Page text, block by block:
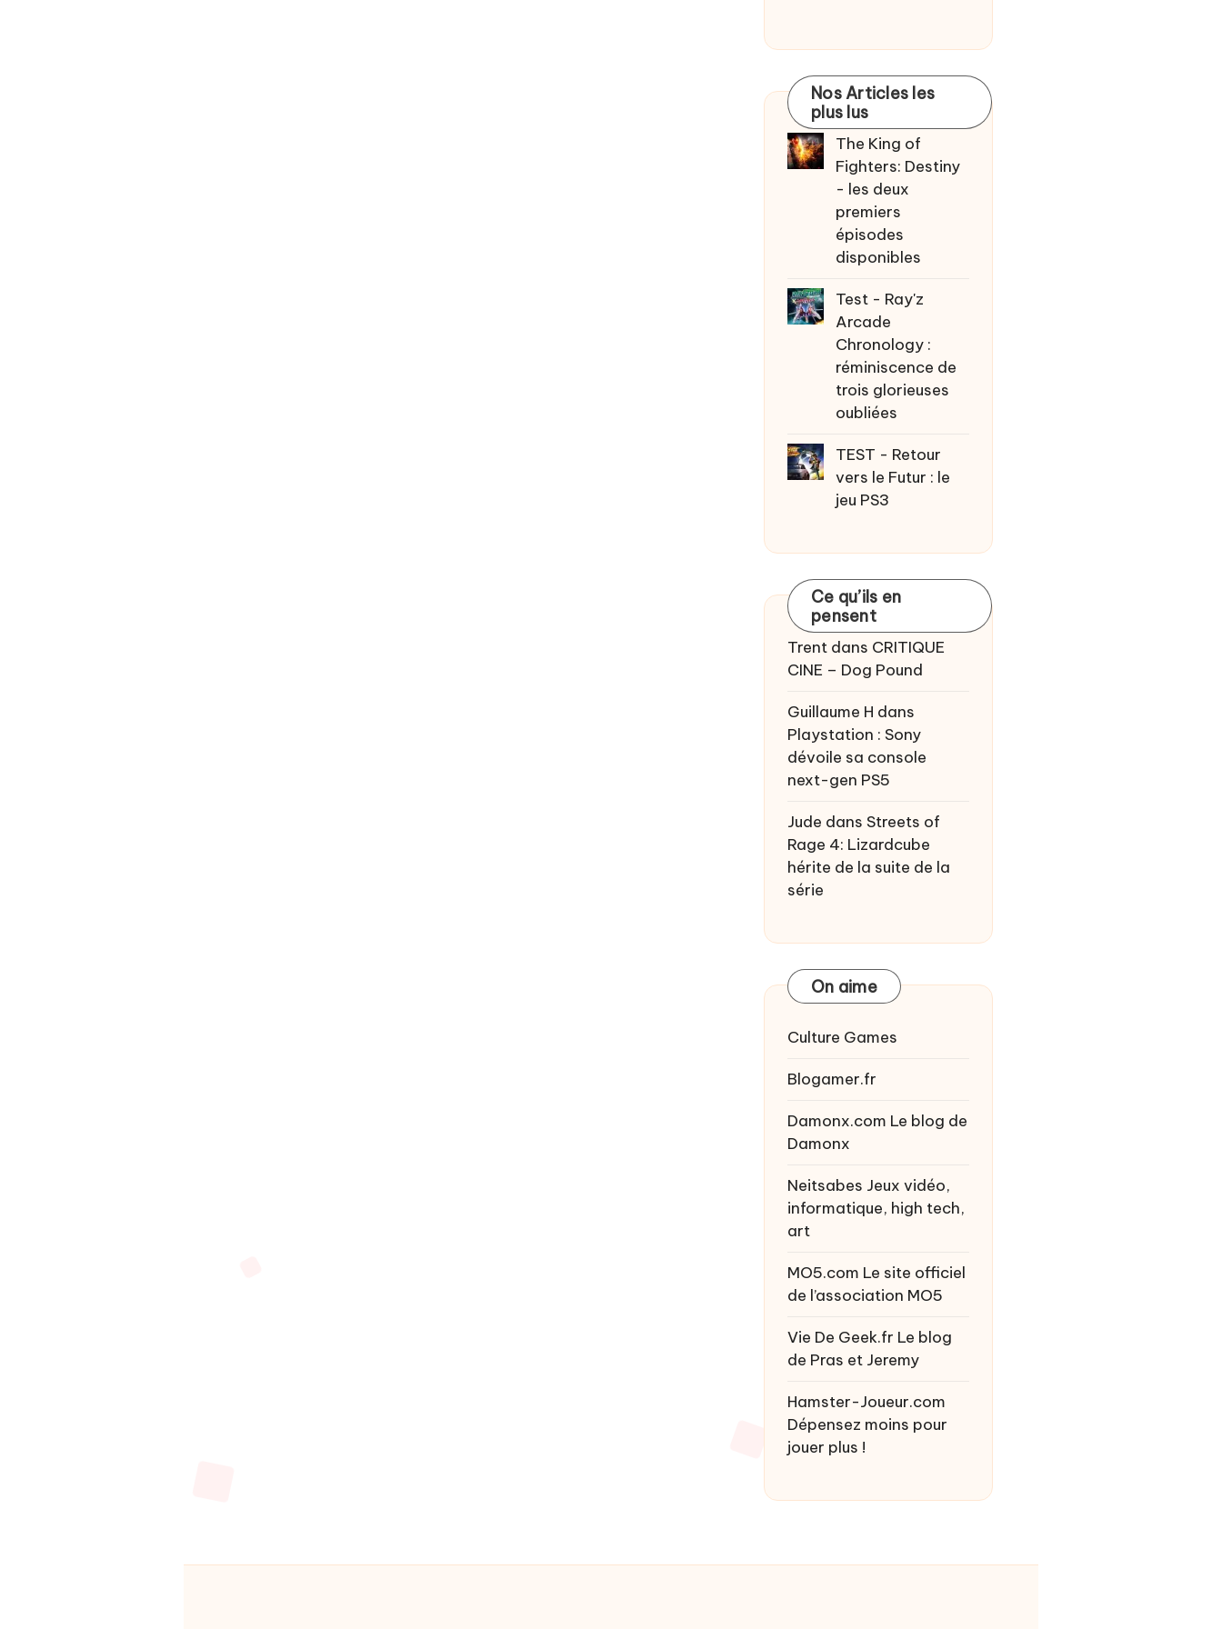
Nos Articles les
plus lus
The King of
Fighters: Destiny
- les deux
premiers
épisodes
disponibles
Test - Ray'z
Arcade
Chronology :
réminiscence de
trois glorieuses
oubliées
TEST - Retour
vers le Futur : le
jeu PS3
Ce qu’ils en
pensent
Trent dans CRITIQUE
CINE – Dog Pound
Guillaume H dans
Playstation : Sony
dévoile sa console
next-gen PS5
Jude dans Streets of
Rage 4: Lizardcube
hérite de la suite de la
série
On aime
Culture Games
Blogamer.fr
Damonx.com Le blog de
Damonx
Neitsabes Jeux vidéo,
informatique, high tech,
art
MO5.com Le site officiel
de l’association MO5
Vie De Geek.fr Le blog
de Pras et Jeremy
Hamster-Joueur.com
Dépensez moins pour
jouer plus !